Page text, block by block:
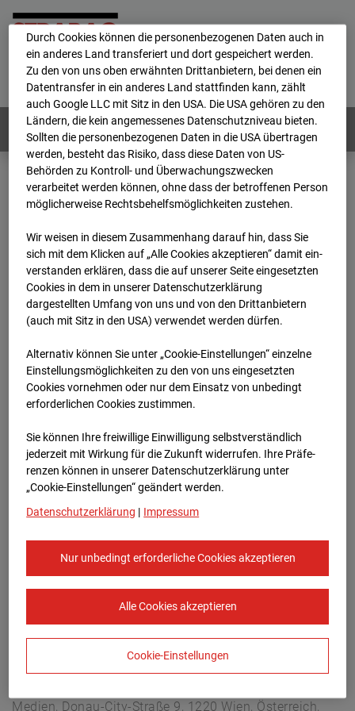
Home E-Mail Impressum
Login
Deutsch / English
Webcams: Alle Länder
Home
Niederlande
BC-153 - Strabag - BV-Amsterdam
Archiv
2025
08 31 11:00
BC-153 - Strabag - BV-
Amsterdam
Hettenheuvelweg 16, 1101 BN Amsterdam
Zur Übersicht
Europe/Amsterdam
Medien, Donau-City-Straße 9, 1220 Wien, Österreich,
Durch Cookies können die personenbezogenen Daten auch in
ein anderes Land transferiert und dort gespeichert werden.
Zu den von uns oben erwähnten Drittanbietern, bei denen ein
Datentransfer in ein anderes Land stattfinden kann, zählt
auch Google LLC mit Sitz in den USA. Die USA gehören zu den
Ländern, die kein angemessenes Datenschutzniveau bieten.
Sollten die personenbezogenen Daten in die USA übertragen
werden, besteht das Risiko, dass diese Daten von US-
Behörden zu Kontroll- und Überwachungszwecken
verarbeitet werden können, ohne dass der betroffenen Person
möglicherweise Rechtsbehelfsmöglichkeiten zustehen.
Wir weisen in diesem Zusammenhang darauf hin, dass Sie
sich mit dem Klicken auf „Alle Cookies akzeptieren“ damit ein­
ver­standen erklären, dass die auf unserer Seite eingesetzten
Cookies in dem in unserer Datenschutzerklärung
dargestellten Umfang von uns und von den Drittanbietern
(auch mit Sitz in den USA) verwendet werden dürfen.
Alternativ können Sie unter „Cookie-Einstellungen“ einzelne
Einstellungsmöglichkeiten zu den von uns eingesetzten
Cookies vornehmen oder nur dem Einsatz von unbedingt
erforderlichen Cookies zustimmen.
Sie können Ihre freiwillige Einwilligung selbstverständlich
jederzeit mit Wirkung für die Zukunft widerrufen. Ihre Prä­fe­
renzen können in unserer Datenschutzerklärung unter
„Cookie-Einstellungen“ geändert werden.
Datenschutzerklärung | Impressum
Nur unbedingt erforderliche Cookies akzeptieren
Alle Cookies akzeptieren
Cookie-Einstellungen